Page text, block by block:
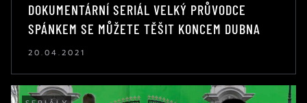
DOKUMENTÁRNÍ SERIÁL VELKÝ PRŮVODCE
SPÁNKEM SE MŮŽETE TĚŠIT KONCEM DUBNA
20.04.2021